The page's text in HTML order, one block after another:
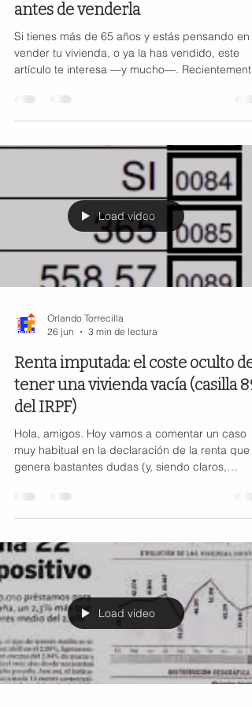
antes de venderla
Si tienes más de 65 años y estás pensando en
vender tu vivienda, o ya la has vendido, este
artículo te interesa —y mucho—.
una situación bastante común y que puede
consecuencias fiscales importantes: el alquiler
habitual. El problema: alquilar tu vivienda antes
de venderla Muchas personas creen que, por el
simple hecho de haber vivido en una vivienda,
esta mantiene aut
Load video
Orlando Torrecilla
26 jun
3 min de lectura
Renta imputada: el coste oculto de
tener una vivienda vacía (casilla 89
del IRPF)
Hola, amigos. Hoy vamos a comentar un caso
muy habitual en la declaración de la renta que
genera bastantes dudas (y, siendo claros,
rentas inmobiliarias cuando tienes una vivienda
tu disposición. Imaginemos una situación
tercio de una vivienda. Es decir, no tiene el
del pleno dominio, sino solo una participación
33%. Además, esa vivienda no está alquilada,
simplemente está a su
Load video